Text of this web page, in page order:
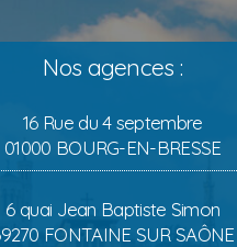
Nos agences :
16 Rue du 4 septembre
01000 BOURG-EN-BRESSE
6 quai Jean Baptiste Simon
FONTAINE SUR SAÔNE